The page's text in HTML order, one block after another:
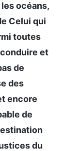
océans,
Celui qui
toutes
et
de
des
encore
de
du